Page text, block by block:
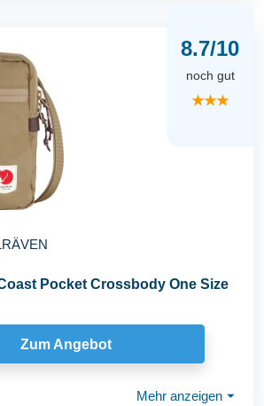
8.7/10
noch gut
★★★
Pocket Crossbody One Size
Zum Angebot
Mehr anzeigen ⏷